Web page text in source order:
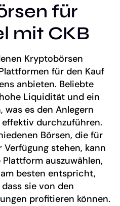
für
mit CKB
Kryptobörsen
für den Kauf
anbieten. Beliebte
Liquidität und ein
was es den Anlegern
durchzuführen.
Börsen, die für
Verfügung stehen, kann
auszuwählen,
besten entspricht,
sie von den
profitieren können.